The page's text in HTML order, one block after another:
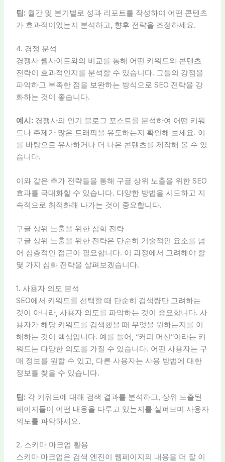
팁:월간 및 분기별로 성과 리포트를 작성하여 어떤 콘텐츠
가 효과적이었는지 분석하고, 향후 전략을 조정하세요.
4. 경쟁 분석
경쟁사 웹사이트와의 비교를 통해 어떤 키워드와 콘텐츠
전략이 효과적인지를 분석할 수 있습니다. 그들의 강점을
파악하고 부족한 점을 보완하는 방식으로 SEO 전략을 강
화하는 것이 좋습니다.
예시:경쟁사의 인기 블로그 포스트를 분석하여 어떤 키워
드나 주제가 많은 트래픽을 유도하는지 확인해 보세요. 이
를 바탕으로 유사하거나 더 나은 콘텐츠를 제작해 볼 수 있
습니다.
이와 같은 추가 전략들을 통해 구글 상위 노출을 위한 SEO
효과를 극대화할 수 있습니다. 다양한 방법을 시도하고 지
속적으로 최적화해 나가는 것이 중요합니다.
구글 상위 노출을 위한 심화 전략
구글 상위 노출을 위한 전략은 단순히 기술적인 요소를 넘
어 심층적인 접근이 필요합니다. 이 과정에서 고려해야 할
몇 가지 심화 전략을 살펴보겠습니다.
1. 사용자 의도 분석
SEO에서 키워드를 선택할 때 단순히 검색량만 고려하는
것이 아니라, 사용자 의도를 파악하는 것이 중요합니다. 사
용자가 해당 키워드를 검색했을 때 무엇을 원하는지를 이
해하는 것이 핵심입니다. 예를 들어, “커피 머신”이라는 키
워드는 다양한 의도를 가질 수 있습니다. 어떤 사용자는 구
매 정보를 원할 수 있고, 다른 사용자는 사용 방법에 대한
정보를 찾을 수 있습니다.
팁:각 키워드에 대해 검색 결과를 분석하고, 상위 노출된
페이지들이 어떤 내용을 다루고 있는지를 살펴보며 사용자
의도를 파악하세요.
2. 스키마 마크업 활용
스키마 마크업은 검색 엔진이 웹페이지의 내용을 더 잘 이